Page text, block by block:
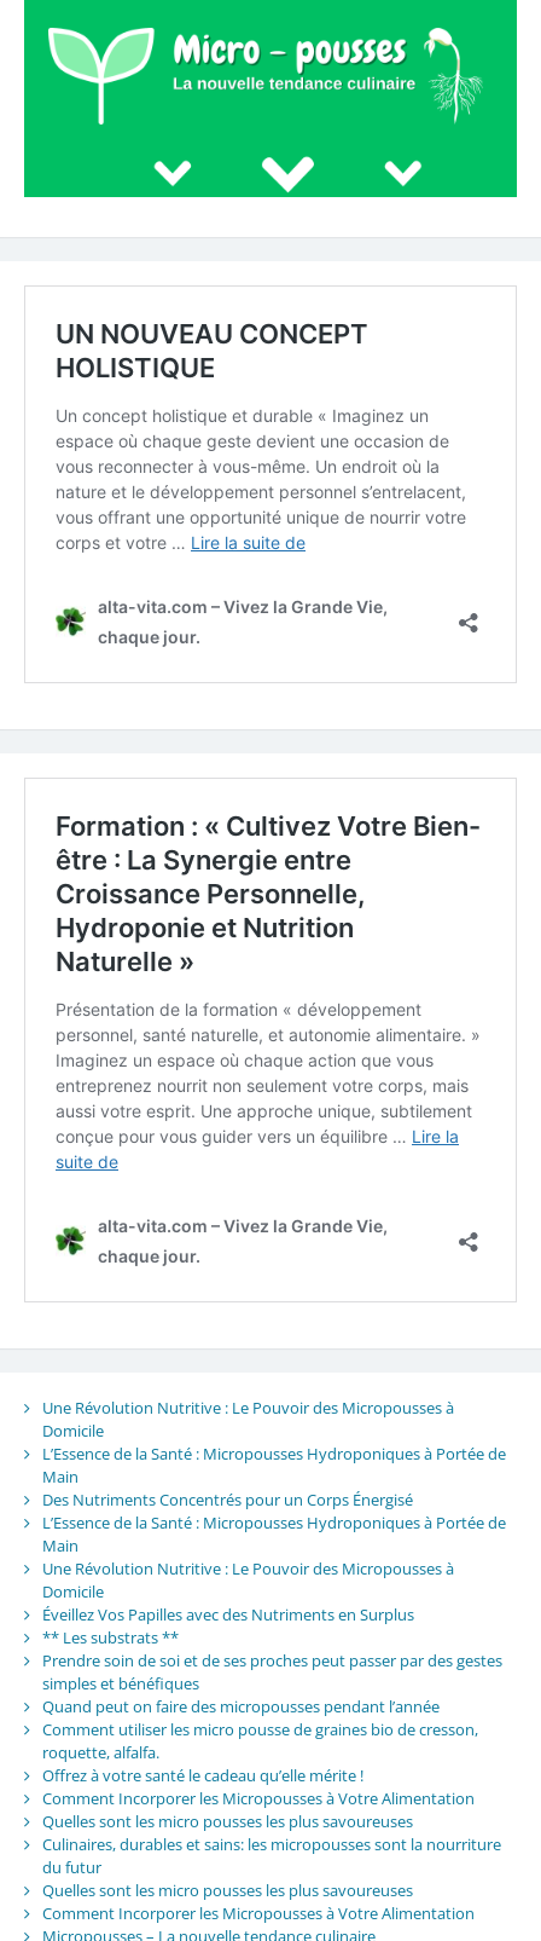
Une Révolution Nutritive : Le Pouvoir des Micropousses à
Domicile
L’Essence de la Santé : Micropousses Hydroponiques à Portée de
Main
Des Nutriments Concentrés pour un Corps Énergisé
L’Essence de la Santé : Micropousses Hydroponiques à Portée de
Main
Une Révolution Nutritive : Le Pouvoir des Micropousses à
Domicile
Éveillez Vos Papilles avec des Nutriments en Surplus
** Les substrats **
Prendre soin de soi et de ses proches peut passer par des gestes
simples et bénéfiques
Quand peut on faire des micropousses pendant l’année
Comment utiliser les micro pousse de graines bio de cresson,
roquette, alfalfa.
Offrez à votre santé le cadeau qu’elle mérite !
Comment Incorporer les Micropousses à Votre Alimentation
Quelles sont les micro pousses les plus savoureuses
Culinaires, durables et sains: les micropousses sont la nourriture
du futur
Quelles sont les micro pousses les plus savoureuses
Comment Incorporer les Micropousses à Votre Alimentation
Micropousses – La nouvelle tendance culinaire